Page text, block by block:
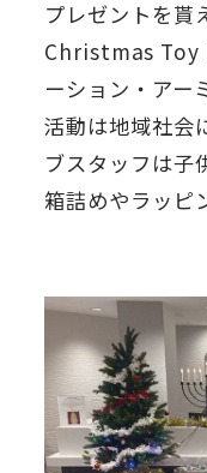
プレゼントを
Christmas Toy
ーション・アー
活動は地域社会
ブスタッフは子
箱詰めやラッピ